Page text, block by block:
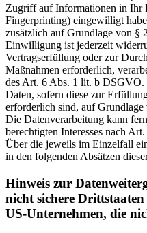
Zugriff auf Informationen in Ihr
Fingerprinting) eingewilligt
zusätzlich auf Grundlage von
Einwilligung ist jederzeit
Vertragserfüllung oder zur
Maßnahmen erforderlich,
des Art. 6 Abs. 1 lit. b DSGVO.
Daten, sofern diese zur
erforderlich sind, auf
Die Datenverarbeitung kann
berechtigten Interesses nach
Über die jeweils im Einzelfall
in den folgenden Absätzen
Hinweis zur
nicht sichere
US-Unternehmen, die